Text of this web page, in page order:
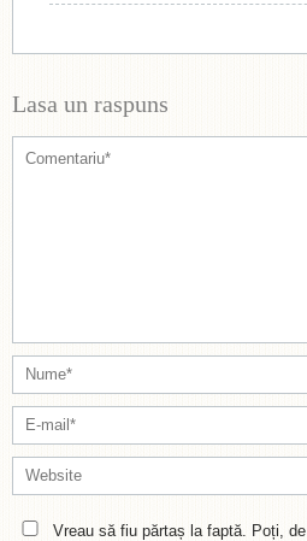
Lasa un raspuns
Vreau să fiu părtaș la faptă. Poți, de